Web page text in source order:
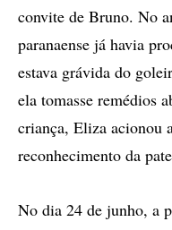
convite de Bruno. No
paranaense já havia
estava grávida do
ela tomasse remédios
criança, Eliza acionou
reconhecimento da
No dia 24 de junho, a